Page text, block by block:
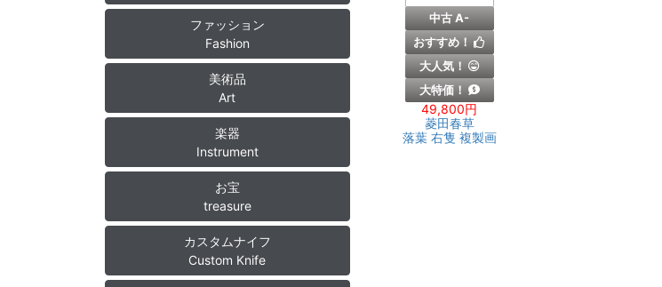
中古 A-
おすすめ！
大人気！
大特価！
49,800円
菱田春草
落葉 右隻 複製画
ファッション
Fashion
美術品
Art
楽器
Instrument
お宝
treasure
カスタムナイフ
Custom Knife